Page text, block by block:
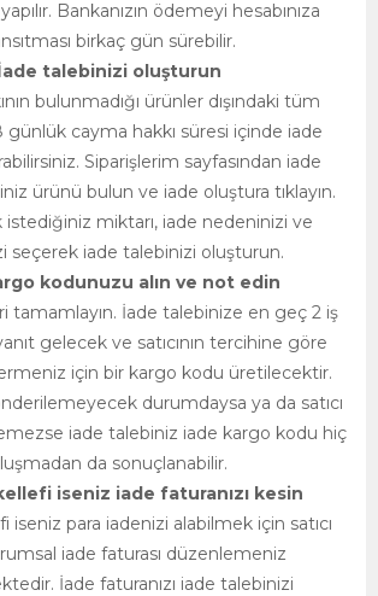
Bankanızın ödemeyi hesabınıza
birkaç gün sürebilir.
talebinizi oluşturun
bulunmadığı ürünler dışındaki tüm
günlük cayma hakkı süresi içinde iade
Siparişlerim sayfasından iade
ürünü bulun ve iade oluştura tıklayın.
miktarı, iade nedeninizi ve
seçerek iade talebinizi oluşturun.
kodunuzu alın ve not edin
tamamlayın. İade talebinize en geç 2 iş
gelecek ve satıcının tercihine göre
için bir kargo kodu üretilecektir.
durumdaysa ya da satıcı
iade talebiniz iade kargo kodu hiç
da sonuçlanabilir.
iseniz iade faturanızı kesin
iseniz para iadenizi alabilmek için satıcı
iade faturası düzenlemeniz
İade faturanızı iade talebinizi